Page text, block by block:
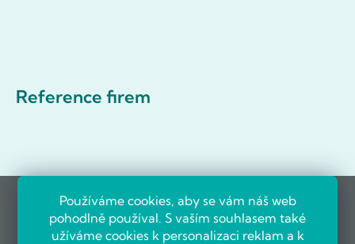
Používáme cookies, aby se vám náš web
pohodlně používal. S vaším souhlasem také
užíváme cookies k personalizaci reklam a k
Reference firem